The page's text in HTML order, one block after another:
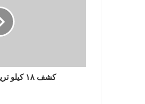
کشف ۱۸ کیلو تریاک از بار کامیونت